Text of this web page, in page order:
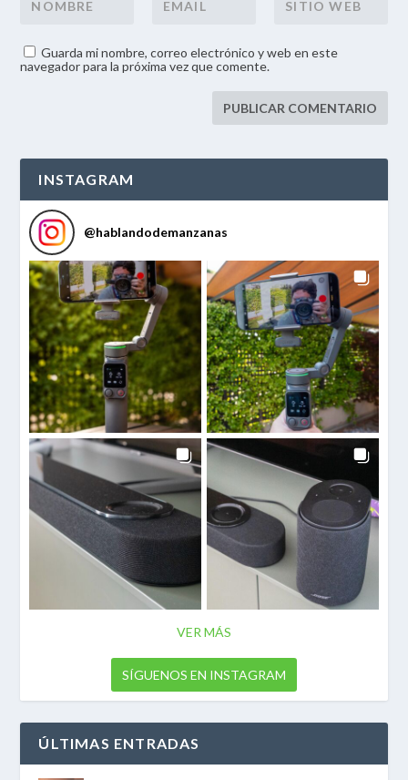
Guarda mi nombre, correo electrónico y web en este
navegador para la próxima vez que comente.
INSTAGRAM
@hablandodemanzanas
VER MÁS
SÍGUENOS EN INSTAGRAM
ÚLTIMAS ENTRADAS